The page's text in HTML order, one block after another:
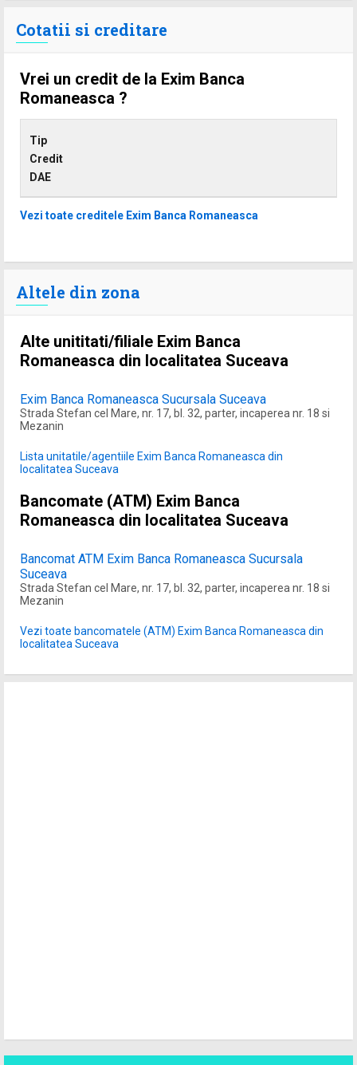
Cotatii si creditare
Vrei un credit de la Exim Banca
Romaneasca ?
Tip
Credit
DAE
Vezi toate creditele Exim Banca Romaneasca
Altele din zona
Alte unititati/filiale Exim Banca
Romaneasca din localitatea Suceava
Exim Banca Romaneasca Sucursala Suceava
Strada Stefan cel Mare, nr. 17, bl. 32, parter, incaperea nr. 18 si
Mezanin
Lista unitatile/agentiile Exim Banca Romaneasca din
localitatea Suceava
Bancomate (ATM) Exim Banca
Romaneasca din localitatea Suceava
Bancomat ATM Exim Banca Romaneasca Sucursala
Suceava
Strada Stefan cel Mare, nr. 17, bl. 32, parter, incaperea nr. 18 si
Mezanin
Vezi toate bancomatele (ATM) Exim Banca Romaneasca din
localitatea Suceava